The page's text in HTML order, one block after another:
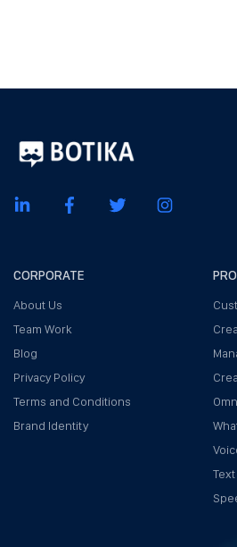
CORPORATE
About Us
Team Work
Blog
Privacy Policy
Terms and Conditions
Brand Identity